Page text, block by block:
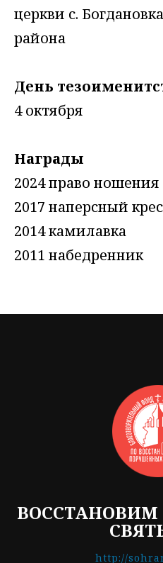
церкви с.
района
День
4 октября
Награды
2024 право
2017 наперсный
2014 камилавка
2011 набедренник
http://